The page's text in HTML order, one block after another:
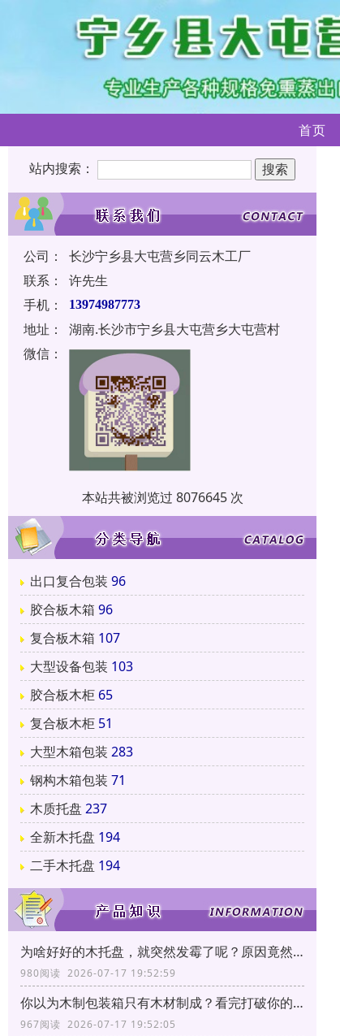
首页
站内搜索：
公司：
长沙宁乡县大屯营乡同云木工厂
联系：
许先生
手机：
13974987773
地址：
湖南.长沙市宁乡县大屯营乡大屯营村
微信：
本站共被浏览过 8076645 次
出口复合包装 96
胶合板木箱 96
复合板木箱 107
大型设备包装 103
胶合板木柜 65
复合板木柜 51
大型木箱包装 283
钢构木箱包装 71
木质托盘 237
全新木托盘 194
二手木托盘 194
为啥好好的木托盘，就突然发霉了呢？原因竟然和它有关！
980阅读 2026-07-17 19:52:59
你以为木制包装箱只有木材制成？看完打破你的固有印象！
967阅读 2026-07-17 19:52:05